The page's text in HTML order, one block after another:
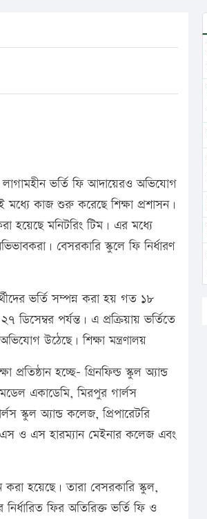
লাগামহীন ভর্তি ফি আদায়েরও অভিযোগ
মধ্যে কাজ শুরু করেছে শিক্ষা প্রশাসন।
হয়েছে মনিটরিং টিম। এর মধ্যে
বেসরকারি স্কুলে ফি নির্ধারণ
ভর্তি সম্পন্ন করা হয় গত ১৮
পর্যন্ত। এ প্রক্রিয়ায় ভর্তিতে
উঠেছে। শিক্ষা মন্ত্রণালয়
হচ্ছে- গ্রিনফিল্ড স্কুল অ্যান্ড
একাডেমি, মিরপুর গার্লস
স্কুল অ্যান্ড কলেজ, প্রিপারেটরি
ও এস হারম্যান মেইনার কলেজ এবং
করা হয়েছে। তারা বেসরকারি স্কুল,
নির্ধারিত ফির অতিরিক্ত ভর্তি ফি ও